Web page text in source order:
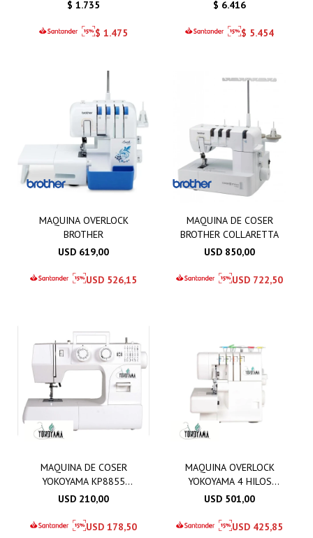
$ 1.735
$ 1.475
$ 6.416
$ 5.454
MAQUINA OVERLOCK
BROTHER
USD 619,00
USD 526,15
MAQUINA DE COSER
BROTHER COLLARETTA
USD 850,00
USD 722,50
MAQUINA DE COSER
YOKOYAMA KP8855
001000 COMITA
USD 210,00
USD 178,50
MAQUINA OVERLOCK
YOKOYAMA 4 HILOS
KP168
USD 501,00
USD 425,85